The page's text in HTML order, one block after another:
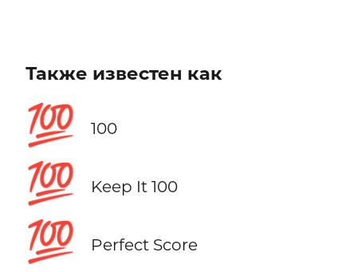
Также известен как
💯 100
💯 Keep It 100
💯 Perfect Score